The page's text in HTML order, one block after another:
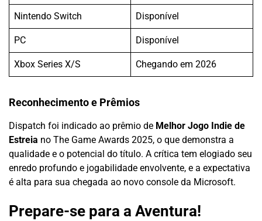
Nintendo Switch Disponível
PC Disponível
Xbox Series X/S Chegando em 2026
Reconhecimento e Prêmios
Dispatch foi indicado ao prêmio de Melhor Jogo Indie de
Estreia no The Game Awards 2025, o que demonstra a
qualidade e o potencial do título. A crítica tem elogiado seu
enredo profundo e jogabilidade envolvente, e a expectativa
é alta para sua chegada ao novo console da Microsoft.
Prepare-se para a Aventura!